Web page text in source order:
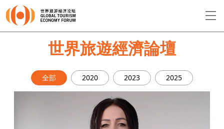
繁 简
關於論壇
世界旅遊經濟論壇
全部 2020 2023 2025